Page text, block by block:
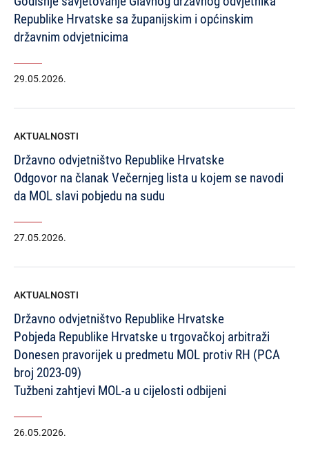
Republike Hrvatske sa županijskim i općinskim
državnim odvjetnicima
29.05.2026.
AKTUALNOSTI
Državno odvjetništvo Republike Hrvatske
Odgovor na članak Večernjeg lista u kojem se navodi
da MOL slavi pobjedu na sudu
27.05.2026.
AKTUALNOSTI
Državno odvjetništvo Republike Hrvatske
Pobjeda Republike Hrvatske u trgovačkoj arbitraži
Donesen pravorijek u predmetu MOL protiv RH (PCA
broj 2023-09)
Tužbeni zahtjevi MOL-a u cijelosti odbijeni
26.05.2026.